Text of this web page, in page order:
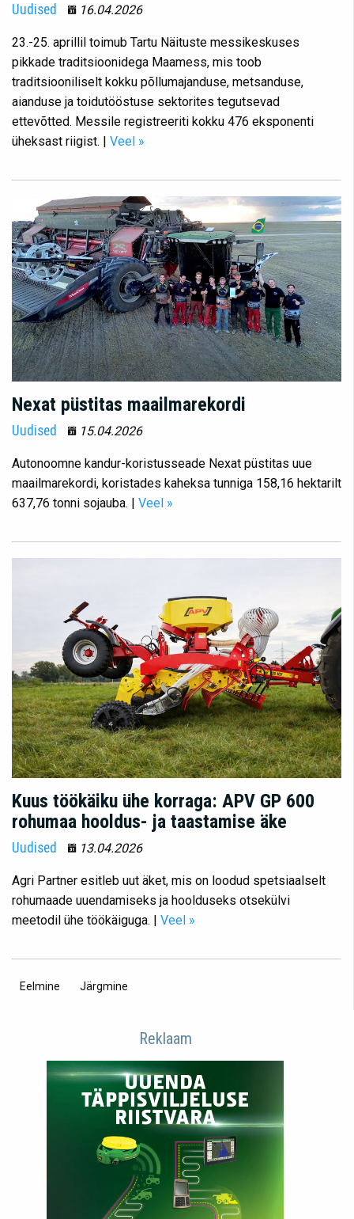
Uudised 16.04.2026
23.-25. aprillil toimub Tartu Näituste messikeskuses
pikkade traditsioonidega Maamess, mis toob
traditsiooniliselt kokku põllumajanduse, metsanduse,
aianduse ja toidutööstuse sektorites tegutsevad
ettevõtted. Messile registreeriti kokku 476 eksponenti
üheksast riigist. | Veel »
Nexat püstitas maailmarekordi
Uudised 15.04.2026
Autonoomne kandur-koristusseade Nexat püstitas uue
maailmarekordi, koristades kaheksa tunniga 158,16 hektarilt
637,76 tonni sojauba. | Veel »
Kuus töökäiku ühe korraga: APV GP 600
rohumaa hooldus- ja taastamise äke
Uudised 13.04.2026
Agri Partner esitleb uut äket, mis on loodud spetsiaalselt
rohumaade uuendamiseks ja hoolduseks otsekülvi
meetodil ühe töökäiguga. | Veel »
Eelmine lapaJärgmine
Reklaam